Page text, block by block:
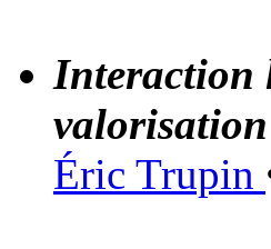
Interaction
Éric Trupin